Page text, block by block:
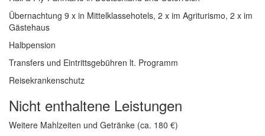
Übernachtung 9 x in Mittelklassehotels, 2 x im Agriturismo, 2 x im
Gästehaus
Halbpension
Transfers und Eintrittsgebühren lt. Programm
Reisekrankenschutz
Nicht enthaltene Leistungen
Weitere Mahlzeiten und Getränke (ca. 180 €)